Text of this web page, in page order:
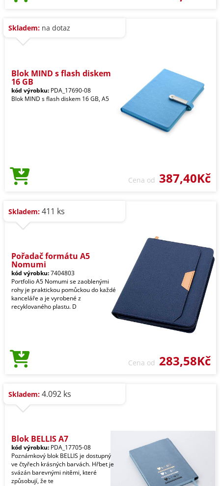
Skladem: na dotaz
Blok MIND s flash diskem
16 GB
kód výrobku: PDA_17690-08
Blok MIND s flash diskem 16 GB, A5
Cena od 387,40Kč
Skladem: 411 ks
Pořadač formátu A5
Nomumi
kód výrobku:7404803
Portfolio A5 Nomumi se zaoblenými
rohy je praktickou pomůckou do každé
kanceláře a je vyrobené z
recyklovaného plastu. D
Cena od 283,58Kč
Skladem: 4.092 ks
Blok BELLIS A7
kód výrobku: PDA_17705-08
Poznámkový blok BELLIS je dostupný
ve čtyřech krásných barvách. Hřbet je
svázán barevnými nitěmi, které
způsobují, že te